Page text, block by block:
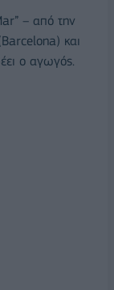
– από την
και
ο αγωγός.